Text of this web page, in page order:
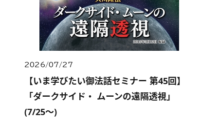
2026/07/27
【いま学びたい御法話セミナー 第45回】
「ダークサイド・ ムーンの遠隔透視」
(7/25～)